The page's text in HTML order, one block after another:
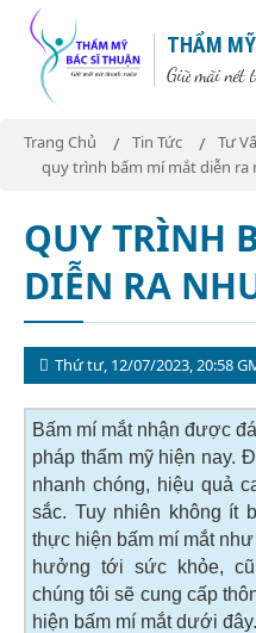
THẨM
Giữ mãi nét
Trang Chủ Tin Tức
Tư
quy trình bấm mí mắt diễn ra
QUY TRÌNH
DIỄN RA
Thứ tư, 12/07/2023, 20:58
Bấm mí mắt nhận được
pháp thẩm mỹ hiện nay.
nhanh chóng, hiệu quả
sắc. Tuy nhiên không ít
thực hiện bấm mí mắt
hưởng tới sức khỏe,
chúng tôi sẽ cung cấp
hiện bấm mí mắt dưới đây.